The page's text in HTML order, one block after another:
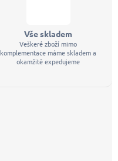
Vše skladem
Veškeré zboží mimo
komplementace máme skladem a
okamžitě expedujeme